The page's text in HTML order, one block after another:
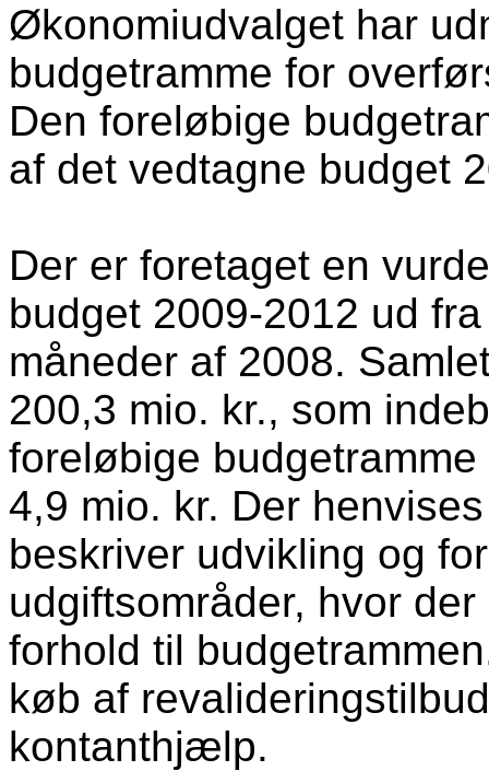
Økonomiudvalget har
budgetramme for
Den foreløbige
af det vedtagne budget
Der er foretaget en
budget 2009-2012 ud
måneder af 2008.
200,3 mio. kr., som
foreløbige
4,9 mio. kr. Der
beskriver udvikling og
udgiftsområder, hvor
forhold til
køb af
kontanthjælp.